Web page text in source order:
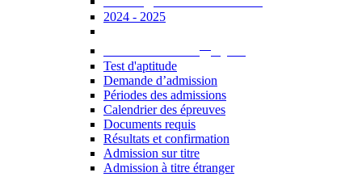
2024 - 2025
Test d'aptitude
Demande d’admission
Périodes des admissions
Calendrier des épreuves
Documents requis
Résultats et confirmation
Admission sur titre
Admission à titre étranger